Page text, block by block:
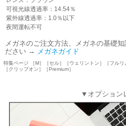
可視光線透過率：14.54％
紫外線透過率：1.0％以下
夜間運転不可
メガネのご注文方法、メガネの基礎
ださい → メガネガイド
特集ページ ［M］［セル］［ウェリントン］［フルリ
［クリップオン］［Premium］
▼オプション